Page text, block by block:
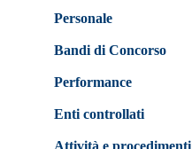
Personale
Bandi di Concorso
Performance
Enti controllati
Attività e procedimenti